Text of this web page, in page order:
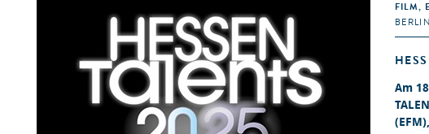
FILM,
BERLIN
Am